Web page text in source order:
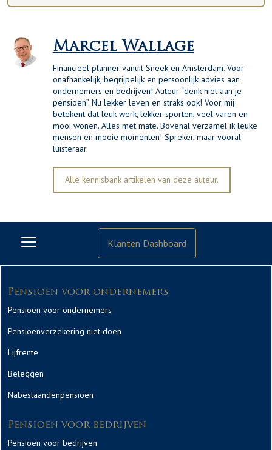
Marcel Wallage
Financieel planner vanuit Sneek en Amsterdam. Voor
onafhankelijk, begrijpelijk en persoonlijk advies aan
ondernemers en bedrijven! Auteur “denk niet aan je
pensioen”. Nu lekker leven en straks ook! Voor mij
betekent dat leuk werk, lekker sporten, veel varen en
mooi wonen. Alles met mate. Bovenal verzamel ik leuke
mensen en mooie momenten! Spreker, maar vooral
luisteraar.
Alle kennisbank artikelen van deze auteur.
Klanten Dashboard
Pensioen voor ondernemers
Pensioen voor ondernemers
Pensioenverzekering niet doen
Lijfrente
Beleggen
Nabestaandenpensioen
Pensioen voor bedrijven
Pensioen voor bedrijven